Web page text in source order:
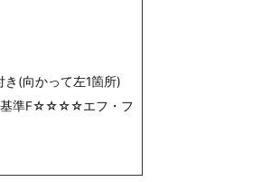
き(向かって左1箇所)
基準F☆☆☆☆エフ・フ